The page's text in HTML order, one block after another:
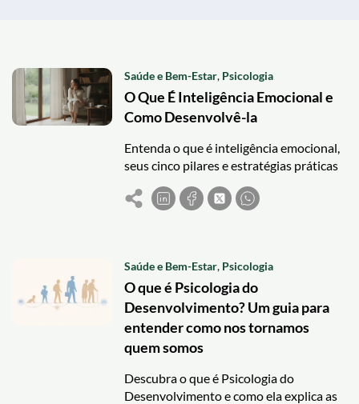
Saúde e Bem-Estar, Psicologia
O Que É Inteligência Emocional e
Como Desenvolvê-la
Entenda o que é inteligência emocional,
seus cinco pilares e estratégias práticas
para reconhecer e lidar melhor com as
próprias emoções.
Saúde e Bem-Estar, Psicologia
O que é Psicologia do
Desenvolvimento? Um guia para
entender como nos tornamos
quem somos
Descubra o que é Psicologia do
Desenvolvimento e como ela explica as